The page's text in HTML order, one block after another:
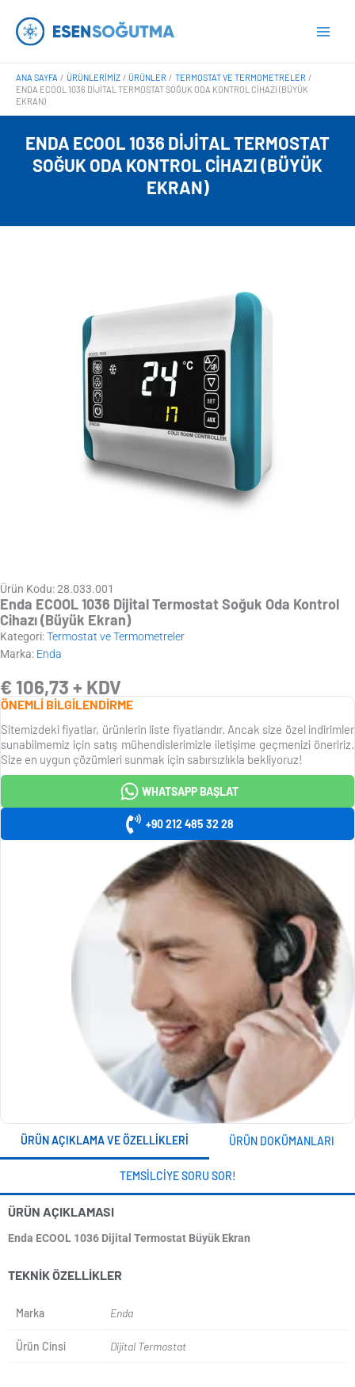
atla
ANA SAYFA ÜRÜNLERIMIZ ÜRÜNLER
TERMOSTAT VE TERMOMETRELER
ENDA ECOOL 1036 DIJITAL TERMOSTAT SOĞUK ODA KONTROL CIHAZI (BÜYÜK
EKRAN)
ENDA ECOOL 1036 DIJITAL TERMOSTAT
SOĞUK ODA KONTROL CIHAZI (BÜYÜK
EKRAN)
Ürün Kodu: 28.033.001
Enda ECOOL 1036 Dijital Termostat Soğuk Oda Kontrol
Cihazı (Büyük Ekran)
Kategori:Termostat ve Termometreler
Marka: Enda
€ 106,73 + KDV
ÖNEMLİ BİLGİLENDİRME
Sitemizdeki fiyatlar, ürünlerin liste fiyatlarıdır. Ancak size özel indirimler
sunabilmemiz için satış mühendislerimizle iletişime geçmenizi öneririz.
Size en uygun çözümleri sunmak için sabırsızlıkla bekliyoruz!
WHATSAPP BAŞLAT
+90 212 485 32 28
ÜRÜN AÇIKLAMA VE ÖZELLIKLERI ÜRÜN DOKÜMANLARI
TEMSILCIYE SORU SOR!
ÜRÜN AÇIKLAMASI
Enda ECOOL 1036 Dijital Termostat Büyük Ekran
TEKNIK ÖZELLIKLER
Marka Enda
Ürün Cinsi Dijital Termostat